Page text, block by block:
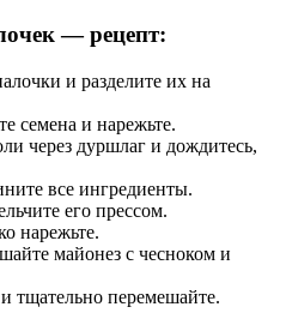
— рецепт:
и разделите их на
семена и нарежьте.
через дуршлаг и дождитесь,
все ингредиенты.
его прессом.
нарежьте.
майонез с чесноком и
и тщательно перемешайте.